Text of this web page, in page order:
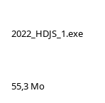
2022_HDJS_1.exe
55,3 Mo